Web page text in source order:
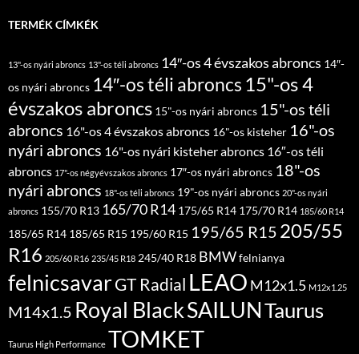
TERMÉK CÍMKÉK
13"-os nyári abroncs 13"-os téli abroncs 14″-os 4 évszakos abroncs 14″-
os nyári abroncs 14″-os téli abroncs 15"-os 4
évszakos abroncs 15"-os nyári abroncs 15"-os téli
abroncs 16"-os 4 évszakos abroncs 16"-os kisteher 16"-os
nyári abroncs 16"-os nyári kisteher abroncs 16″-os téli
abroncs 17"-os négyévszakos abroncs 17″-os nyári abroncs 18"-os
nyári abroncs 18"-os téli abroncs 19"-os nyári abroncs 20"-os nyári
abroncs 155/70 R13 165/70 R14 175/65 R14 175/70 R14 185/60 R14
185/65 R14 185/65 R15 195/60 R15 195/65 R15 205/55
R16 205/60 R16 235/45 R18 245/40 R18 BMWfelnianya
felnicsavarGT Radial LEAO M12x1.5 M12x1.25
M14x1.5 Royal BlackSAILUNTaurus
Taurus High Performance TOMKET